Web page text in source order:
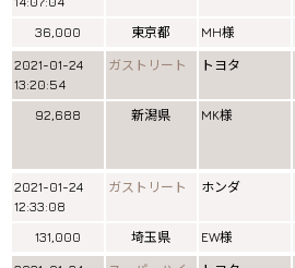
36,000 東京都 MH様
2021-01-24
13:20:54
ガストリート トヨタ
92,688 新潟県 MK様
2021-01-24
12:33:08
ガストリート ホンダ
131,000 埼玉県
EW様